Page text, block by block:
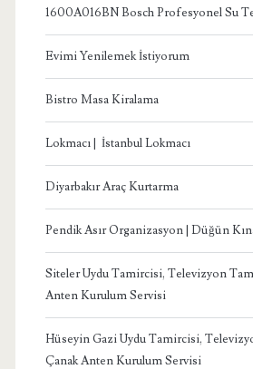
1600A016BN Bosch Profesyonel Su
Evimi Yenilemek İstiyorum
Bistro Masa Kiralama
Lokmacı | İstanbul Lokmacı
Diyarbakır Araç Kurtarma
Pendik Asır Organizasyon | Düğün
Siteler Uydu Tamircisi, Televizyon
Anten Kurulum Servisi
Hüseyin Gazi Uydu Tamircisi,
Çanak Anten Kurulum Servisi